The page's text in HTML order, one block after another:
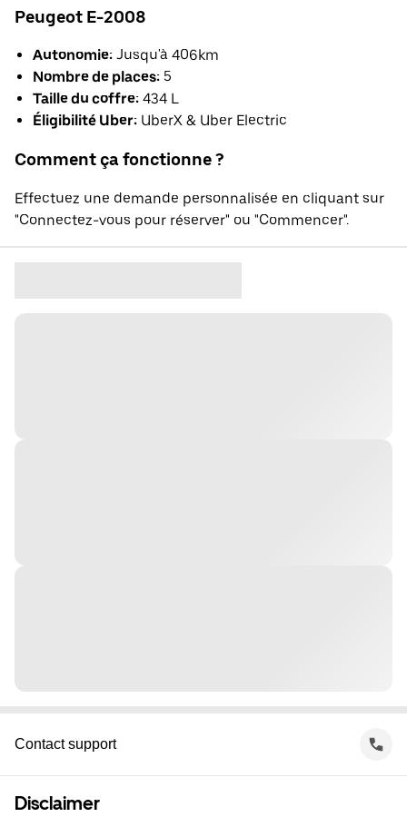
Peugeot E-2008
Autonomie: Jusqu'à 406km
Nombre de places: 5
Taille du coffre: 434 L
Éligibilité Uber: UberX & Uber Electric
Comment ça fonctionne ?
Effectuez une demande personnalisée en cliquant sur
"Connectez-vous pour réserver" ou "Commencer".
Contact support
Disclaimer